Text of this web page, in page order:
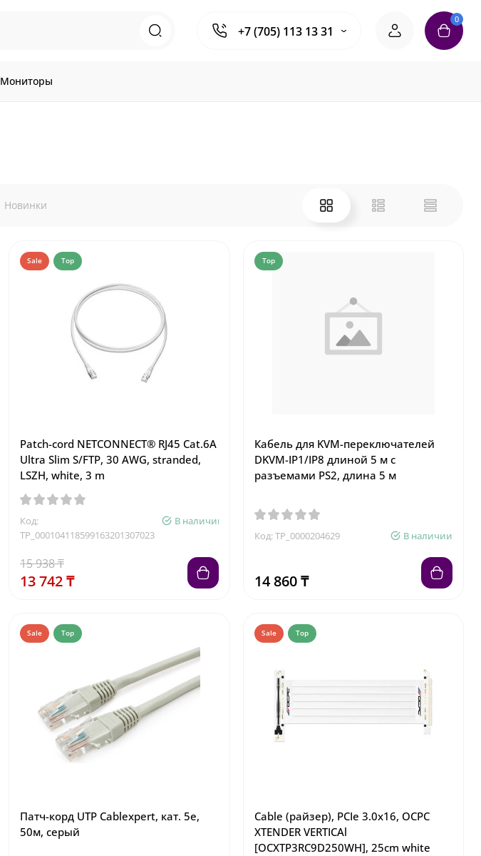
+7 (705) 113 13 31
0
Мониторы
Новинки
Sale Top
Patch-cord NETCONNECT® RJ45 Cat.6A
Ultra Slim S/FTP, 30 AWG, stranded,
LSZH, white, 3 m
Код:
TP_000104118599163201307023
В наличии
15 938 ₸
13 742 ₸
Top
Кабель для KVM-переключателей
DKVM-IP1/IP8 длиной 5 м с
разъемами PS2, длина 5 м
Код: TP_0000204629 В наличии
14 860 ₸
Sale Top
Патч-корд UTP Cablexpert, кат. 5e,
50м, серый
Sale Top
Cable (райзер), PCIe 3.0x16, OCPC
XTENDER VERTICAl
[OCXTP3RC9D250WH], 25cm white